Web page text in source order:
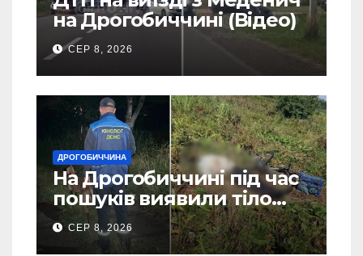
на Дрогобиччині (Відео)
СЕР 8, 2026
ДРОГОБИЧЧИНА
На Дрогобиччині під час
пошуків виявили тіло
зниклого чоловіка (Фото)
СЕР 8, 2026